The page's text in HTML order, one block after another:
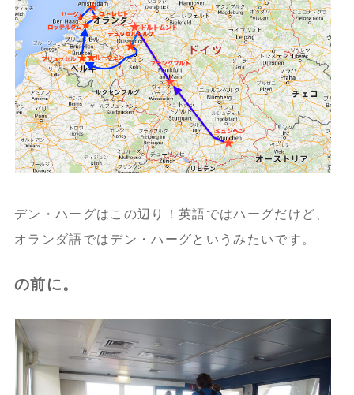
デン・ハーグはこの辺り！英語ではハーグだけど、
オランダ語ではデン・ハーグというみたいです。
の前に。